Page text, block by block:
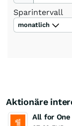
Sparintervall
monatlich
Aktionäre